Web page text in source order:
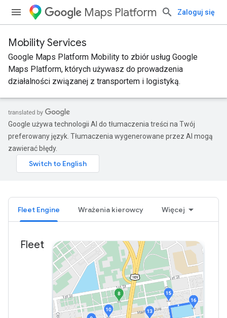
Maps Platform Zaloguj się
Mobility Services
Google Maps Platform Mobility to zbiór usług Google
Maps Platform, których używasz do prowadzenia
działalności związanej z transportem i logistyką.
Google używa technologii AI do tłumaczenia treści na Twój
preferowany język. Tłumaczenia wygenerowane przez AI mogą
zawierać błędy.
Fleet Engine Wrażenia kierowcy Więcej
Fleet